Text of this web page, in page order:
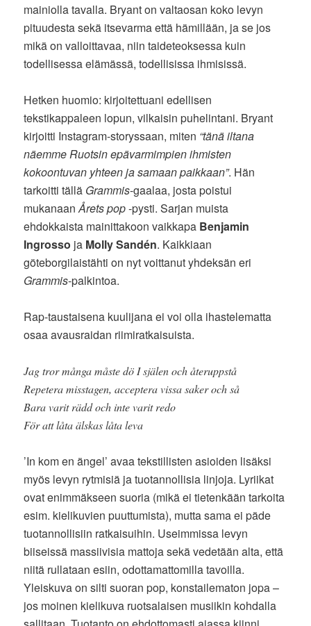
mainiolla tavalla. Bryant on valtaosan koko levyn
pituudesta sekä itsevarma että hämillään, ja se jos
mikä on valloittavaa, niin taideteoksessa kuin
todellisessa elämässä, todellisissa ihmisissä.
Hetken huomio: kirjoitettuani edellisen
tekstikappaleen lopun, vilkaisin puhelintani. Bryant
kirjoitti Instagram-storyssaan, miten “tänä iltana
näemme Ruotsin epävarmimpien ihmisten
kokoontuvan yhteen ja samaan paikkaan”. Hän
tarkoitti tällä Grammis-gaalaa, josta poistui
mukanaanÅrets pop-pysti. Sarjan muista
ehdokkaista mainittakoon vaikkapa Benjamin
Ingrosso ja Molly Sandén. Kaikkiaan
göteborgilaistähti on nyt voittanut yhdeksän eri
Grammis-palkintoa.
Rap-taustaisena kuulijana ei voi olla ihastelematta
osaa avausraidan riimiratkaisuista.
Jag tror många måste dö I själen och återuppstå
Repetera misstagen, acceptera vissa saker och så
Bara varit rädd och inte varit redo
För att låta älskas låta leva
’In kom en ängel’ avaa tekstillisten asioiden lisäksi
myös levyn rytmisiä ja tuotannollisia linjoja. Lyriikat
ovat enimmäkseen suoria (mikä ei tietenkään tarkoita
esim. kielikuvien puuttumista), mutta sama ei päde
tuotannollisiin ratkaisuihin. Useimmissa levyn
biiseissä massiivisia mattoja sekä vedetään alta, että
niitä rullataan esiin, odottamattomilla tavoilla.
Yleiskuva on silti suoran pop, konstailematon jopa –
jos moinen kielikuva ruotsalaisen musiikin kohdalla